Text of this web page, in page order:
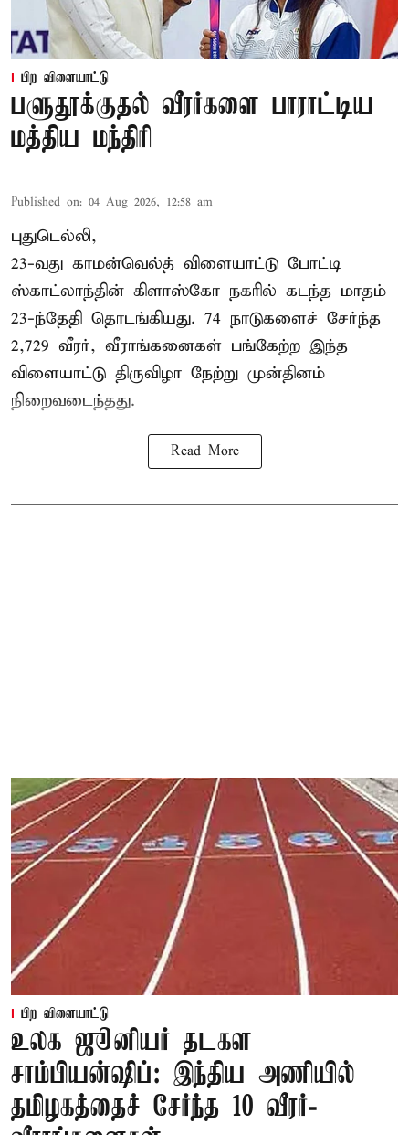
பிற விளையாட்டு
பளுதூக்குதல் வீரர்களை பாராட்டிய
மத்திய மந்திரி
Published on: 04 Aug 2026, 12:58 am
புதுடெல்லி,
23-வது காமன்வெல்த் விளையாட்டு போட்டி
ஸ்காட்லாந்தின் கிளாஸ்கோ நகரில் கடந்த மாதம்
23-ந்தேதி தொடங்கியது. 74 நாடுகளைச் சேர்ந்த
2,729 வீரர், வீராங்கனைகள் பங்கேற்ற இந்த
விளையாட்டு திருவிழா நேற்று முன்தினம்
நிறைவடைந்தது.
Read More
பிற விளையாட்டு
உலக ஜூனியர் தடகள
சாம்பியன்ஷிப்: இந்திய அணியில்
தமிழகத்தைச் சேர்ந்த 10 வீரர்-